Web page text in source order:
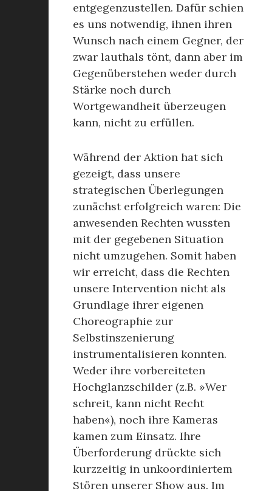
entgegenzustellen. Dafür schien
es uns notwendig, ihnen ihren
Wunsch nach einem Gegner, der
zwar lauthals tönt, dann aber im
Gegenüberstehen weder durch
Stärke noch durch
Wortgewandheit überzeugen
kann, nicht zu erfüllen.
Während der Aktion hat sich
gezeigt, dass unsere
strategischen Überlegungen
zunächst erfolgreich waren: Die
anwesenden Rechten wussten
mit der gegebenen Situation
nicht umzugehen. Somit haben
wir erreicht, dass die Rechten
unsere Intervention nicht als
Grundlage ihrer eigenen
Choreographie zur
Selbstinszenierung
instrumentalisieren konnten.
Weder ihre vorbereiteten
Hochglanzschilder (z.B. »Wer
schreit, kann nicht Recht
haben«), noch ihre Kameras
kamen zum Einsatz. Ihre
Überforderung drückte sich
kurzzeitig in unkoordiniertem
Stören unserer Show aus. Im